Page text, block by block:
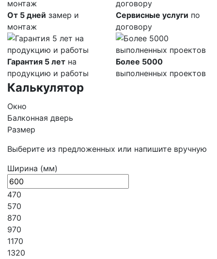
От 5 дней замер и
монтаж
Сервисные услуги по
договору
Гарантия 5 лет на
продукцию и работы
Более 5000
выполненных проектов
Калькулятор
Окно
Балконная дверь
Размер
Выберите из предложенных или напишите вручную
Ширина (мм)
470
570
870
970
1170
1320